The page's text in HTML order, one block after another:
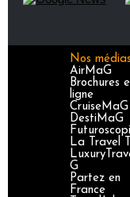
Nos médias
AirMaG
Brochures
ligne
CruiseMaG
DestiMaG
La Travel
G
Partez en
France